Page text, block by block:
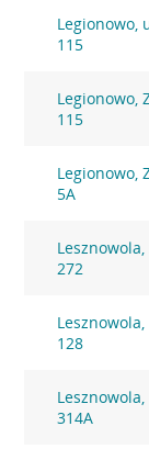
Legionowo,
115
Legionowo,
115
Legionowo,
5A
Lesznowola,
272
Lesznowola,
128
Lesznowola,
314A